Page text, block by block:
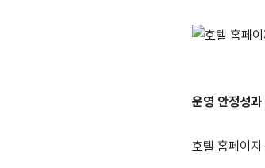
운영 안정성과
호텔 홈페이